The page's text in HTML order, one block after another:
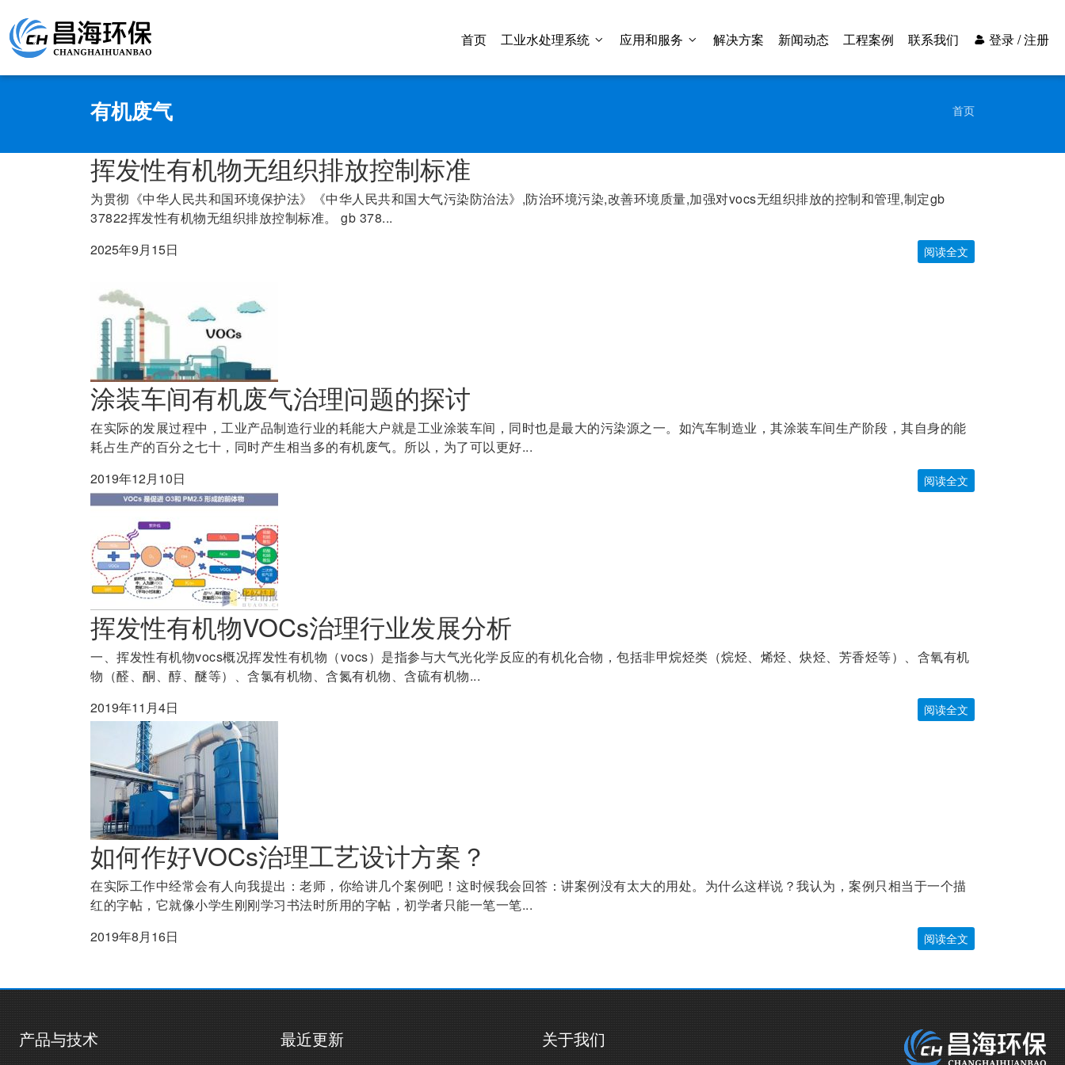
首页 工业水处理系统 应用和服务 解决方案 新闻动态 工程案例 联系我们 登录 / 注册
有机废气 首页
挥发性有机物无组织排放控制标准
为贯彻《中华人民共和国环境保护法》《中华人民共和国大气污染防治法》,防治环境污染,改善环境质量,加强对vocs无组织排放的控制和管理,制定gb
37822挥发性有机物无组织排放控制标准。 gb 378...
2025年9月15日
阅读全文
涂装车间有机废气治理问题的探讨
在实际的发展过程中，工业产品制造行业的耗能大户就是工业涂装车间，同时也是最大的污染源之一。如汽车制造业，其涂装车间生产阶段，其自身的能
耗占生产的百分之七十，同时产生相当多的有机废气。所以，为了可以更好...
2019年12月10日
阅读全文
挥发性有机物VOCs治理行业发展分析
一、挥发性有机物vocs概况挥发性有机物（vocs）是指参与大气光化学反应的有机化合物，包括非甲烷烃类（烷烃、烯烃、炔烃、芳香烃等）、含氧有机
物（醛、酮、醇、醚等）、含氯有机物、含氮有机物、含硫有机物...
2019年11月4日
阅读全文
如何作好VOCs治理工艺设计方案？
在实际工作中经常会有人向我提出：老师，你给讲几个案例吧！这时候我会回答：讲案例没有太大的用处。为什么这样说？我认为，案例只相当于一个描
红的字帖，它就像小学生刚刚学习书法时所用的字帖，初学者只能一笔一笔...
2019年8月16日
阅读全文
产品与技术 最近更新 关于我们